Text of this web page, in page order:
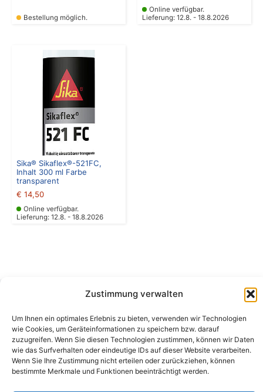
Zustimmung verwalten
Um Ihnen ein optimales Erlebnis zu bieten, verwenden wir Technologien
wie Cookies, um Geräteinformationen zu speichern bzw. darauf
zuzugreifen. Wenn Sie diesen Technologien zustimmen, können wir Daten
wie das Surfverhalten oder eindeutige IDs auf dieser Website verarbeiten.
Wenn Sie Ihre Zustimmung nicht erteilen oder zurückziehen, können
bestimmte Merkmale und Funktionen beeinträchtigt werden.
Bestellung möglich.
Online verfügbar.
Lieferung: 12.8. - 18.8.2026
Sika® Sikaflex®-521FC,
Inhalt 300 ml Farbe
transparent
€ 14,50
Online verfügbar.
Lieferung: 12.8. - 18.8.2026
Peter-Leardi-Weg 4, 8054 Graz
Steiermark / Österreich​
+43 316 225711​ • info@campingbergler.at​
Impressum
AGB